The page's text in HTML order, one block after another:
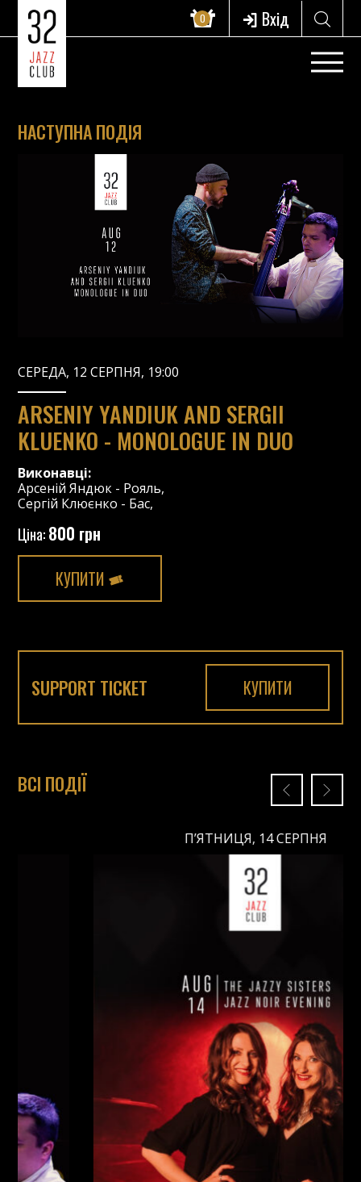
0 Вхід
НАСТУПНА ПОДІЯ
СЕРЕДА, 12 СЕРПНЯ, 19:00
ARSENIY YANDIUK AND SERGII
KLUENKO - MONOLOGUE IN DUO
Виконавці:
Арсеній Яндюк - Рояль,
Сергій Клюєнко - Бас,
Ціна:800 грн
КУПИТИ
SUPPORT TICKET КУПИТИ
ВСІ ПОДІЇ
П’ЯТНИЦЯ, 14 СЕРПНЯ
П’ЯТНИЦЯ, 14 СЕРПНЯ
Ціна:
Анна Майовецька (Вокал,) /Юлія
Григорій Паршин (Саксофон,)
/Арсеній Яндюк (Рояль Єгор Абрамов (Контрабас,
Павло Галицький Барабани,) /